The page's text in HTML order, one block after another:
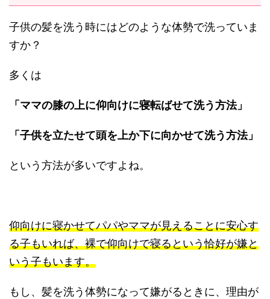
子供の髪を洗う時にはどのような体勢で洗っていま
すか？
多くは
「ママの膝の上に仰向けに寝転ばせて洗う方法」
「子供を立たせて頭を上か下に向かせて洗う方法」
という方法が多いですよね。
仰向けに寝かせてパパやママが見えることに安心す
る子もいれば、裸で仰向けで寝るという恰好が嫌と
いう子もいます。
もし、髪を洗う体勢になって嫌がるときに、理由が